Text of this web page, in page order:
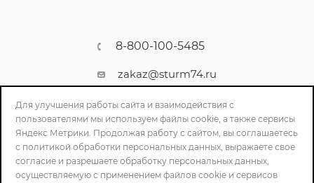
8-800-100-5485
zakaz@sturm74.ru
г. Челябинск, ул. Стартовая 34/1
Для улучшения работы сайта и взаимодействия с
пользователями мы используем файлы cookie, а также сервисы
Яндекс Метрики. Продолжая работу с сайтом, вы соглашаетесь
с политикой обработки персональных данных, выражаете свое
согласие и разрешаете обработку персональных данных,
осуществляемую с применением файлов cookie и сервисов